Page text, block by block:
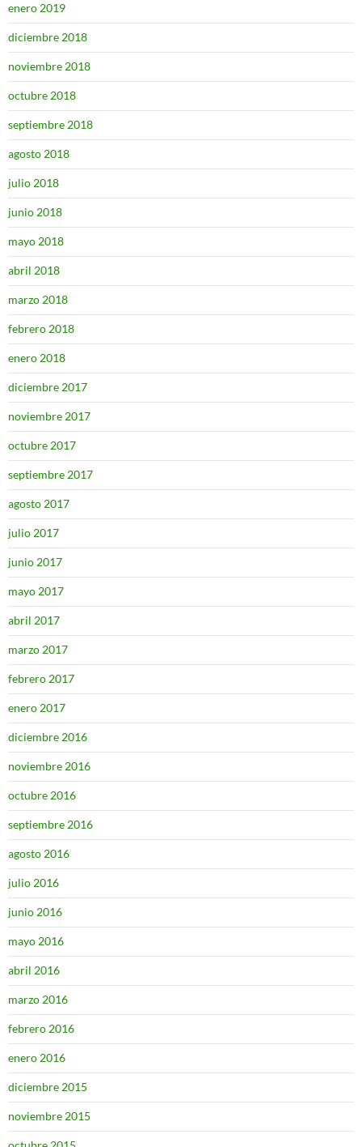
enero 2019
diciembre 2018
noviembre 2018
octubre 2018
septiembre 2018
agosto 2018
julio 2018
junio 2018
mayo 2018
abril 2018
marzo 2018
febrero 2018
enero 2018
diciembre 2017
noviembre 2017
octubre 2017
septiembre 2017
agosto 2017
julio 2017
junio 2017
mayo 2017
abril 2017
marzo 2017
febrero 2017
enero 2017
diciembre 2016
noviembre 2016
octubre 2016
septiembre 2016
agosto 2016
julio 2016
junio 2016
mayo 2016
abril 2016
marzo 2016
febrero 2016
enero 2016
diciembre 2015
noviembre 2015